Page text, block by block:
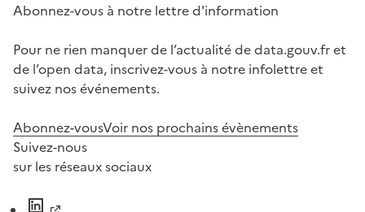
Abonnez-vous à notre lettre d'information
Pour ne rien manquer de l’actualité de data.gouv.fr et
de l’open data, inscrivez-vous à notre infolettre et
suivez nos événements.
Abonnez-vousVoir nos prochains évènements
Suivez-nous
sur les réseaux sociaux